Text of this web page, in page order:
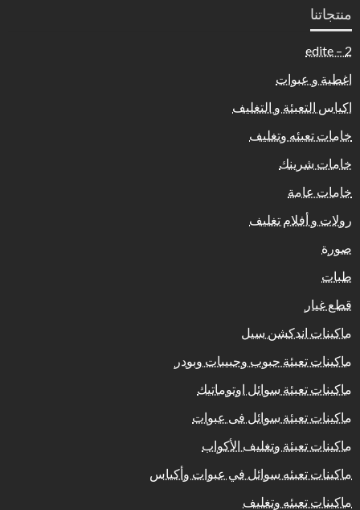
منتجاتنا
2 – edite
اغطية و عبوات
اكياس التعبئة و التغليف
خامات تعبئه وتغليف
خامات شرينك
خامات عامة
رولات و أفلام تغليف
صورة
طبات
قطع غيار
ماكينات اندكشن سيل
ماكينات تعبئة حبوب وحبيبات وبودر
ماكينات تعبئة سوائل اوتوماتيك
ماكينات تعبئة سوائل فى عبوات
ماكينات تعبئة وتغليف الأكواب
ماكينات تعبئه سوائل في عبوات وأكياس
ماكينات تعبئه وتغليف